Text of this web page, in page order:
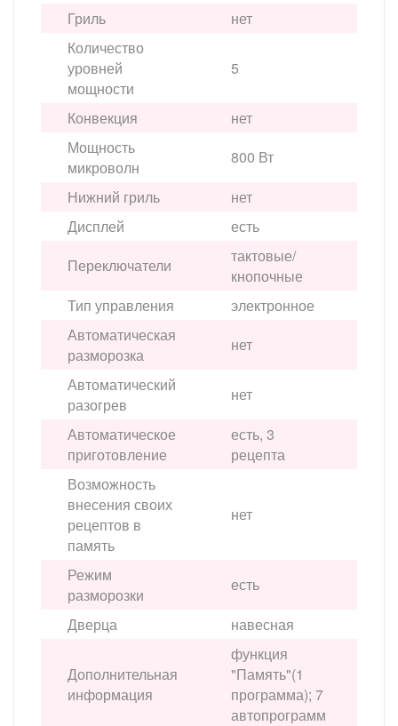
Гриль
нет
Количество
уровней
мощности
5
Конвекция
нет
Мощность
микроволн
800 Вт
Нижний гриль
нет
Дисплей
есть
Переключатели
тактовые/
кнопочные
Тип управления
электронное
Автоматическая
разморозка
нет
Автоматический
разогрев
нет
Автоматическое
приготовление
есть, 3
рецепта
Возможность
внесения своих
рецептов в
память
нет
Режим
разморозки
есть
Дверца
навесная
Дополнительная
информация
функция
"Память"(1
программа); 7
автопрограмм